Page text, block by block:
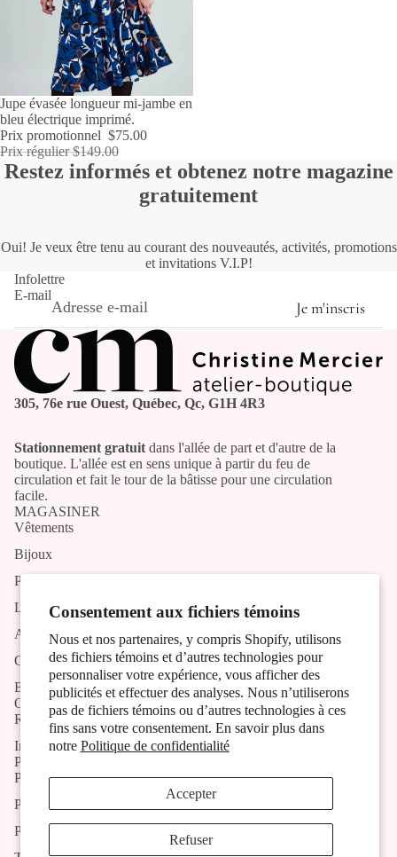
Consentement aux fichiers témoins
Nous et nos partenaires, y compris Shopify, utilisons
des fichiers témoins et d’autres technologies pour
personnaliser votre expérience, vous afficher des
publicités et effectuer des analyses. Nous n’utiliserons
pas de fichiers témoins ou d’autres technologies à ces
fins sans votre consentement. En savoir plus dans
notre Politique de confidentialité
Accepter
Refuser
PROMOTION
Jupe évasée longueur mi-jambe en
bleu électrique imprimé.
Prix promotionnel $75.00
Prix régulier$149.00
Restez informés et obtenez notre magazine
gratuitement
Oui! Je veux être tenu au courant des nouveautés, activités, promotions
et invitations V.I.P!
Infolettre
E-mail
Je m'inscris
305, 76e rue Ouest, Québec, Qc, G1H 4R3
Stationnement gratuit dans l'allée de part et d'autre de la
boutique. L'allée est en sens unique à partir du feu de
circulation et fait le tour de la bâtisse pour une circulation
facile.
MAGASINER
Vêtements
Bijoux
Produits artisans
Liste des artistes et artisans
Activités
Contact
Blog
OUTILS
Recherche
Inscription à l'infolettre
POLITIQUES
Politique de livraison
Politique de retour et remboursement
Politique de confidentialité